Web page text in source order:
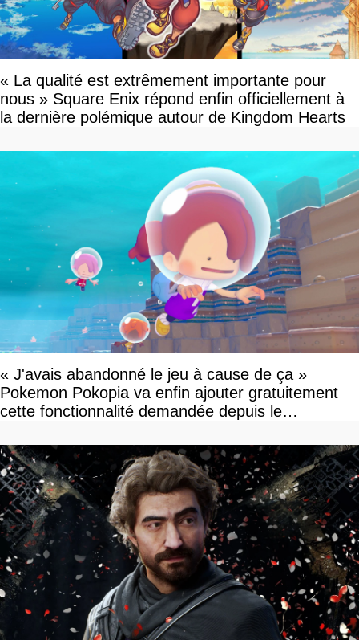
« La qualité est extrêmement importante pour
nous » Square Enix répond enfin officiellement à
la dernière polémique autour de Kingdom Hearts
« J'avais abandonné le jeu à cause de ça »
Pokemon Pokopia va enfin ajouter gratuitement
cette fonctionnalité demandée depuis le